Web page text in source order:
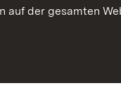
auf der gesamten